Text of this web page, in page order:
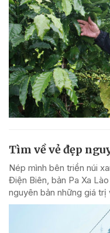
Tìm về vẻ đẹp
Nép mình bên triền núi
Điện Biên, bản Pa Xa
nguyên bản những giá